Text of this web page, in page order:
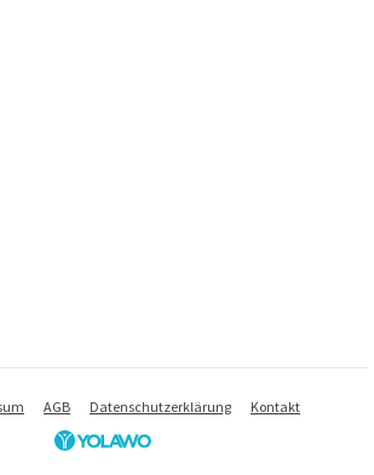
AGB Datenschutzerklärung Kontakt